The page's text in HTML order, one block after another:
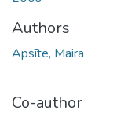
Authors
Apsīte, Maira
Co-author